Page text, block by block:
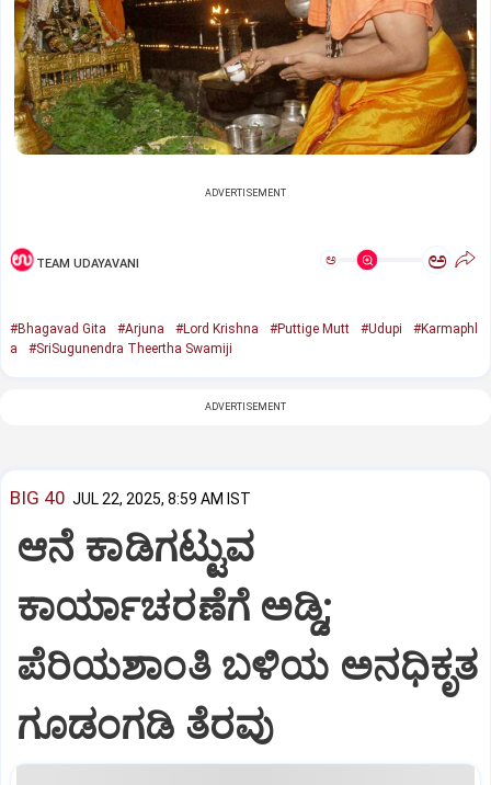
ADVERTISEMENT
TEAM UDAYAVANI ಅ ಅ
#Bhagavad Gita #Arjuna #Lord Krishna #Puttige Mutt #Udupi
#Karmaphl
a
#SriSugunendra Theertha Swamiji
ADVERTISEMENT
BIG 40 JUL 22, 2025, 8:59 AM IST
ಆನೆ ಕಾಡಿಗಟ್ಟುವ
ಕಾರ್ಯಾಚರಣೆಗೆ ಅಡ್ಡಿ;
ಪೆರಿಯಶಾಂತಿ ಬಳಿಯ ಅನಧಿಕೃತ
ಗೂಡಂಗಡಿ ತೆರವು